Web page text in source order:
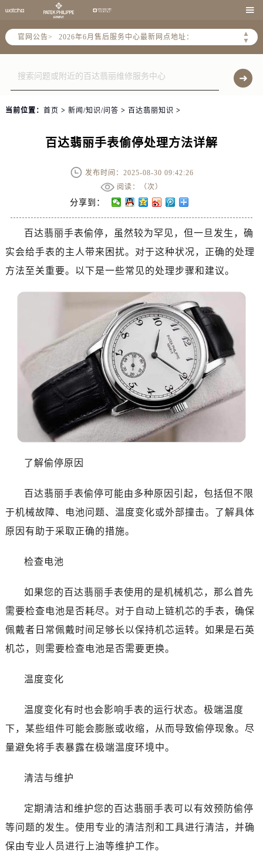

官网公告>
▲
▼
2026年6月北京市售后服务网络优化升级公告
2026年6月北京市官方售后客户服务热线：
2026年6月售后服务中心最新网点地址：
北京市东城区东长安街1号东方广场写字楼W3座6层602室（需提前预约）
北京市朝阳区建国门外大街甲6号华熙国际中心写字楼D座11层1102室（需提前预约）
北京市朝阳区建国门外大街甲6号华熙国际中心D座11层1102室售后服务中心（需提前预约）
当前位置： 首页 > 新闻/知识/问答 > 百达翡丽知识 >
百达翡丽手表偷停处理方法详解
发布时间：2025-08-30 09:42:26
阅读：（次）
分享到：
百达翡丽手表偷停，虽然较为罕见，但一旦发生，确
实会给手表的主人带来困扰。对于这种状况，正确的处理
方法至关重要。以下是一些常见的处理步骤和建议。
了解偷停原因
百达翡丽手表偷停可能由多种原因引起，包括但不限
于机械故障、电池问题、温度变化或外部撞击。了解具体
原因有助于采取正确的措施。
检查电池
如果您的百达翡丽手表使用的是机械机芯，那么首先
需要检查电池是否耗尽。对于自动上链机芯的手表，确保
佩戴者日常佩戴时间足够长以保持机芯运转。如果是石英
机芯，则需要检查电池是否需要更换。
温度变化
温度变化有时也会影响手表的运行状态。极端温度
下，某些组件可能会膨胀或收缩，从而导致偷停现象。尽
量避免将手表暴露在极端温度环境中。
清洁与维护
定期清洁和维护您的百达翡丽手表可以有效预防偷停
等问题的发生。使用专业的清洁剂和工具进行清洁，并确
保由专业人员进行上油等维护工作。